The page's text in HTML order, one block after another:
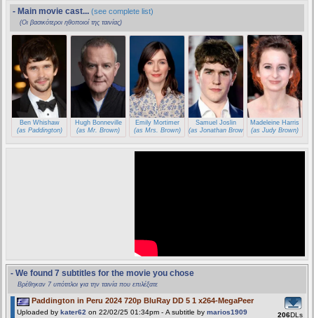
- Main movie cast... (see complete list)
(Οι βασικότεροι ηθοποιοί της ταινίας)
Ben Whishaw
(as Paddington)
Hugh Bonneville
(as Mr. Brown)
Emily Mortimer
(as Mrs. Brown)
Samuel Joslin
(as Jonathan Brown)
Madeleine Harris
(as Judy Brown)
- We found 7 subtitles for the movie you chose
Βρέθηκαν 7 υπότιτλοι για την ταινία που επιλέξατε
Paddington in Peru 2024 720p BluRay DD 5 1 x264-MegaPeer
Uploaded by kater62 on 22/02/25 01:34pm - A subtitle by marios1909 206DLs